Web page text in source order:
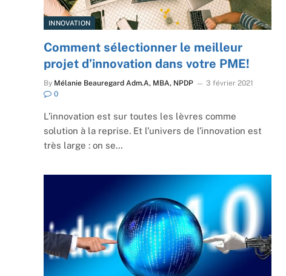
INNOVATION
Comment sélectionner le meilleur
projet d’innovation dans votre PME!
By Mélanie Beauregard Adm.A, MBA, NPDP
3 février 2021
0
L’innovation est sur toutes les lèvres comme
solution à la reprise. Et l’univers de l’innovation est
très large : on se…